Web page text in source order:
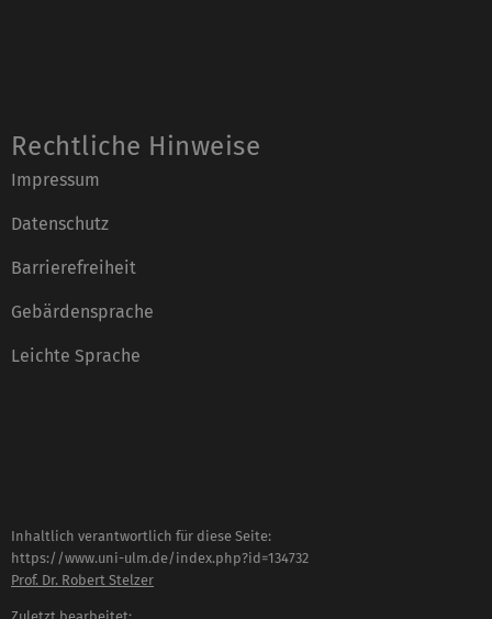
Rechtliche Hinweise
Impressum
Datenschutz
Barrierefreiheit
Gebärdensprache
Leichte Sprache
Inhaltlich verantwortlich für diese Seite:
https://www.uni-ulm.de/index.php?id=134732
Prof. Dr. Robert Stelzer